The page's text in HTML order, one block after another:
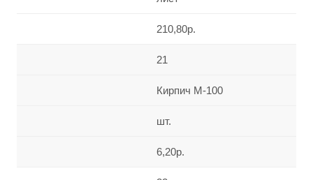
210,80р.
21
Кирпич М-100
шт.
6,20р.